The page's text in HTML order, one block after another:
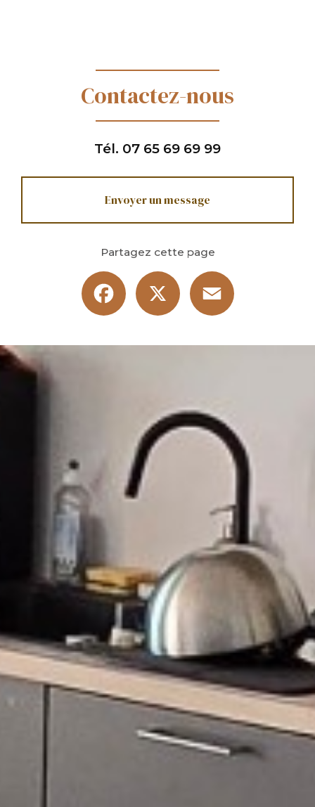
Contactez-nous
Tél. 07 65 69 69 99
Envoyer un message
Partagez cette page
Facebook